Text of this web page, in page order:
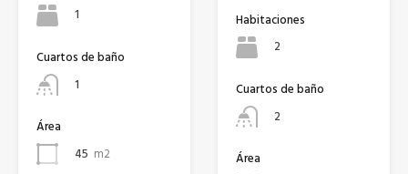
1
Cuartos de baño
1
Área
45 m2
Habitaciones
2
Cuartos de baño
2
Área